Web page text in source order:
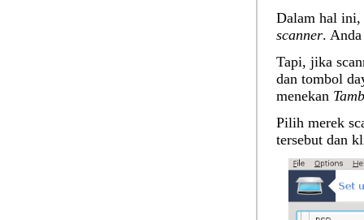
Dalam hal ini,
scanner.
Tapi, jika
dan tombol
menekan
Pilih merek
tersebut dan